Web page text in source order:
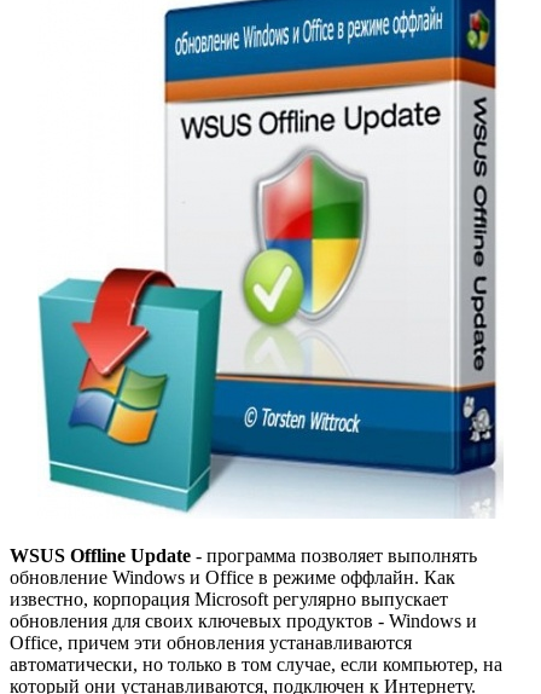
WSUS Offline Update - программа позволяет выполнять
обновление Windows и Office в режиме оффлайн. Как
известно, корпорация Microsoft регулярно выпускает
обновления для своих ключевых продуктов - Windows и
Office, причем эти обновления устанавливаются
автоматически, но только в том случае, если компьютер, на
который они устанавливаются, подключен к Интернету.